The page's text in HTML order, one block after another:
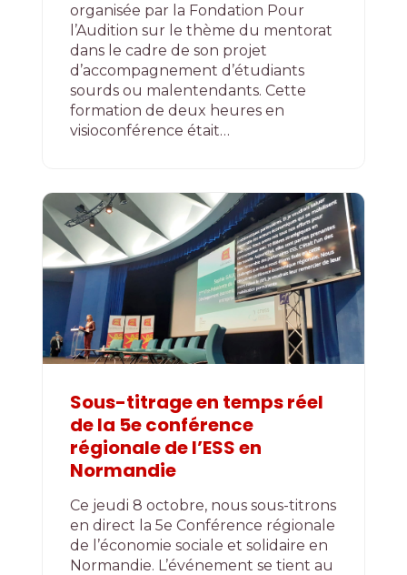
organisée par la Fondation Pour
l’Audition sur le thème du mentorat
dans le cadre de son projet
d’accompagnement d’étudiants
sourds ou malentendants. Cette
formation de deux heures en
visioconférence était…
Sous-titrage en temps réel
de la 5e conférence
régionale de l’ESS en
Normandie
Ce jeudi 8 octobre, nous sous-titrons
en direct la 5e Conférence régionale
de l’économie sociale et solidaire en
Normandie. L’événement se tient au